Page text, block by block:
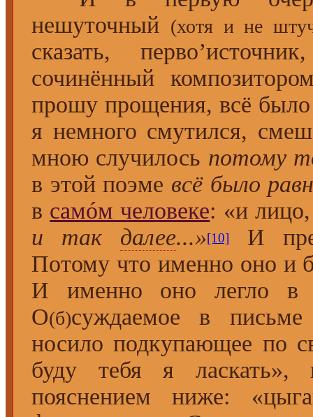
нешуточный (хотя и не
сказать,
сочинённый
прошу прощения, всё
я немного смутился,
мною случилось потому
в этой поэме всё было
в самóм человеке: «и
и так далее...»[10]
И
Потому что именно оно и
И именно оно легло в
О(б)суждаемое в
носило подкупающее по
буду тебя я
пояснением ниже: